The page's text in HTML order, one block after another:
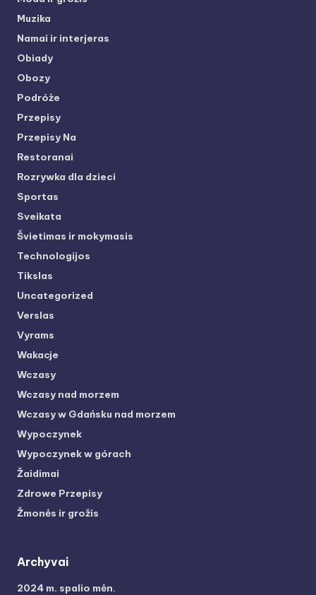
Muzika
Namai ir interjeras
Obiady
Obozy
Podróże
Przepisy
Przepisy Na
Restoranai
Rozrywka dla dzieci
Sportas
Sveikata
Švietimas ir mokymasis
Technologijos
Tikslas
Uncategorized
Verslas
Vyrams
Wakacje
Wczasy
Wczasy nad morzem
Wczasy w Gdańsku nad morzem
Wypoczynek
Wypoczynek w górach
Žaidimai
Zdrowe Przepisy
Žmonės ir grožis
Archyvai
2024 m. spalio mėn.